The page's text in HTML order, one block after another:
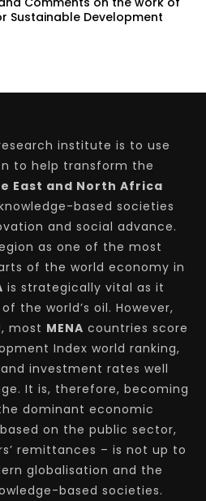
Sustainable Development
institute is to use
to help transform the
East and North Africa
based societies
and social advance.
as one of the most
of the world economy in
is strategically vital as it
the world’s oil. However,
most MENA countries score
Index world ranking,
investment rates well
It is, therefore, becoming
dominant economic
on the public sector,
remittances – is not up to
globalisation and the
based societies.